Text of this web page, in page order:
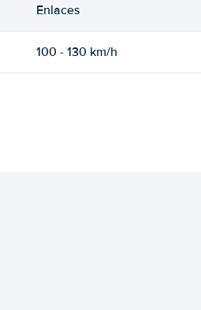
Enlaces
100 - 130 km/h